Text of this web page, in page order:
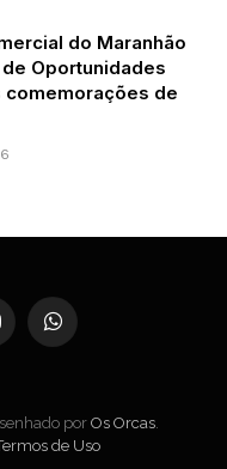
do Maranhão
de Oportunidades
comemorações de
WhatsApp
por Os Orcas.
de Uso